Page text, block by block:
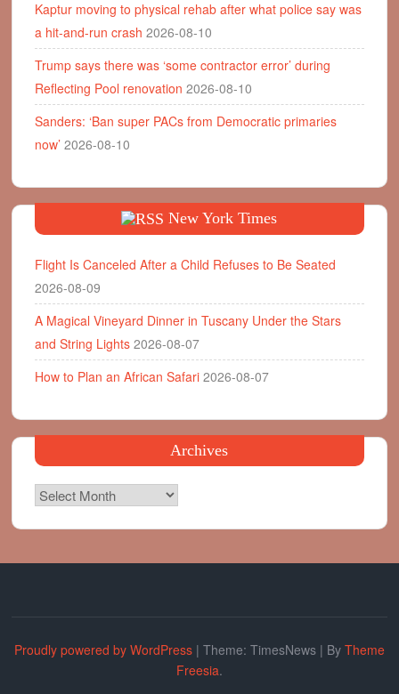
Kaptur moving to physical rehab after what police say was
a hit-and-run crash 2026-08-10
Trump says there was ‘some contractor error’ during
Reflecting Pool renovation 2026-08-10
Sanders: ‘Ban super PACs from Democratic primaries
now’ 2026-08-10
New York Times
Flight Is Canceled After a Child Refuses to Be Seated
2026-08-09
A Magical Vineyard Dinner in Tuscany Under the Stars
and String Lights 2026-08-07
How to Plan an African Safari 2026-08-07
Archives
Archives
Proudly powered by WordPress | Theme: TimesNews | By Theme
Freesia.